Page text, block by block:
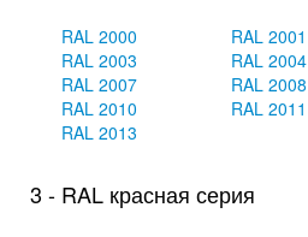
RAL 2000 RAL 2001
RAL 2003
RAL 2004
RAL 2007
RAL 2008
RAL 2010
RAL 2011
RAL 2013
3 - RAL красная серия